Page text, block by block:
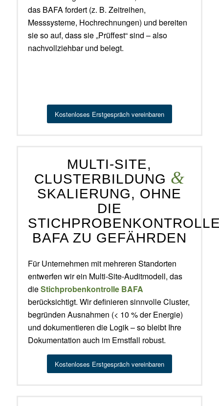
das BAFA fordert (z. B. Zeitreihen,
Messsysteme, Hochrechnungen) und bereiten
sie so auf, dass sie „Prüffest“ sind – also
nachvollziehbar und belegt.
Kostenloses Erstgespräch vereinbaren
MULTI-SITE,
CLUSTERBILDUNG &
SKALIERUNG, OHNE
DIE
BAFA ZU GEFÄHRDEN
Für Unternehmen mit mehreren Standorten
entwerfen wir ein Multi-Site-Auditmodell, das
dieStichprobenkontrolle BAFA
berücksichtigt. Wir definieren sinnvolle Cluster,
begründen Ausnahmen (< 10 % der Energie)
und dokumentieren die Logik – so bleibt Ihre
Dokumentation auch im Ernstfall robust.
Kostenloses Erstgespräch vereinbaren